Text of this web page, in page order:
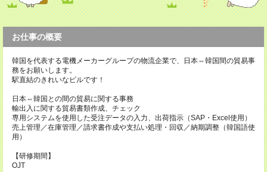
お仕事の概要
韓国を代表する電機メーカーグループの物流企業で、日本⇔韓国間の貿易事
務をお願いします。
駅直結のきれいなビルです！
日本⇔韓国との間の貿易に関する事務
輸出入に関する貿易書類作成、チェック
専用システムを使用した受注データの入力、出荷指示（SAP・Excel使用）
売上管理／在庫管理／請求書作成や支払い処理・回収／納期調整（韓国語使
用）
【研修期間】
OJT